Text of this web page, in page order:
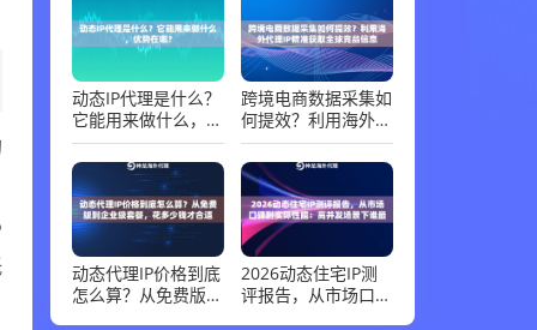
动态IP代理是什么？
它能用来做什么，优
势在哪？
跨境电商数据采集如
何提效？利用海外代
理IP精准获取全球竞
品信息
动态代理IP价格到底
怎么算？从免费版到
2026动态住宅IP测
评报告，从市场口碑